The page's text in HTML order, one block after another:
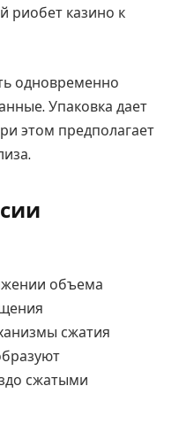
риобет казино к
одновременно
Упаковка дает
этом предполагает
объема
сжатия
сжатыми